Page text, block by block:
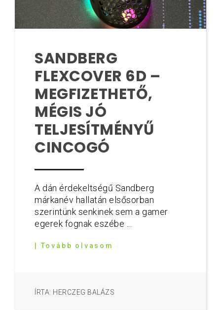
SANDBERG
FLEXCOVER 6D –
MEGFIZETHETŐ,
MÉGIS JÓ
TELJESÍTMÉNYŰ
CINCOGÓ
A dán érdekeltségű Sandberg
márkanév hallatán elsősorban
szerintünk senkinek sem a gamer
egerek fognak eszébe ...
| Tovább olvasom
ÍRTA: HERCZEG BALÁZS